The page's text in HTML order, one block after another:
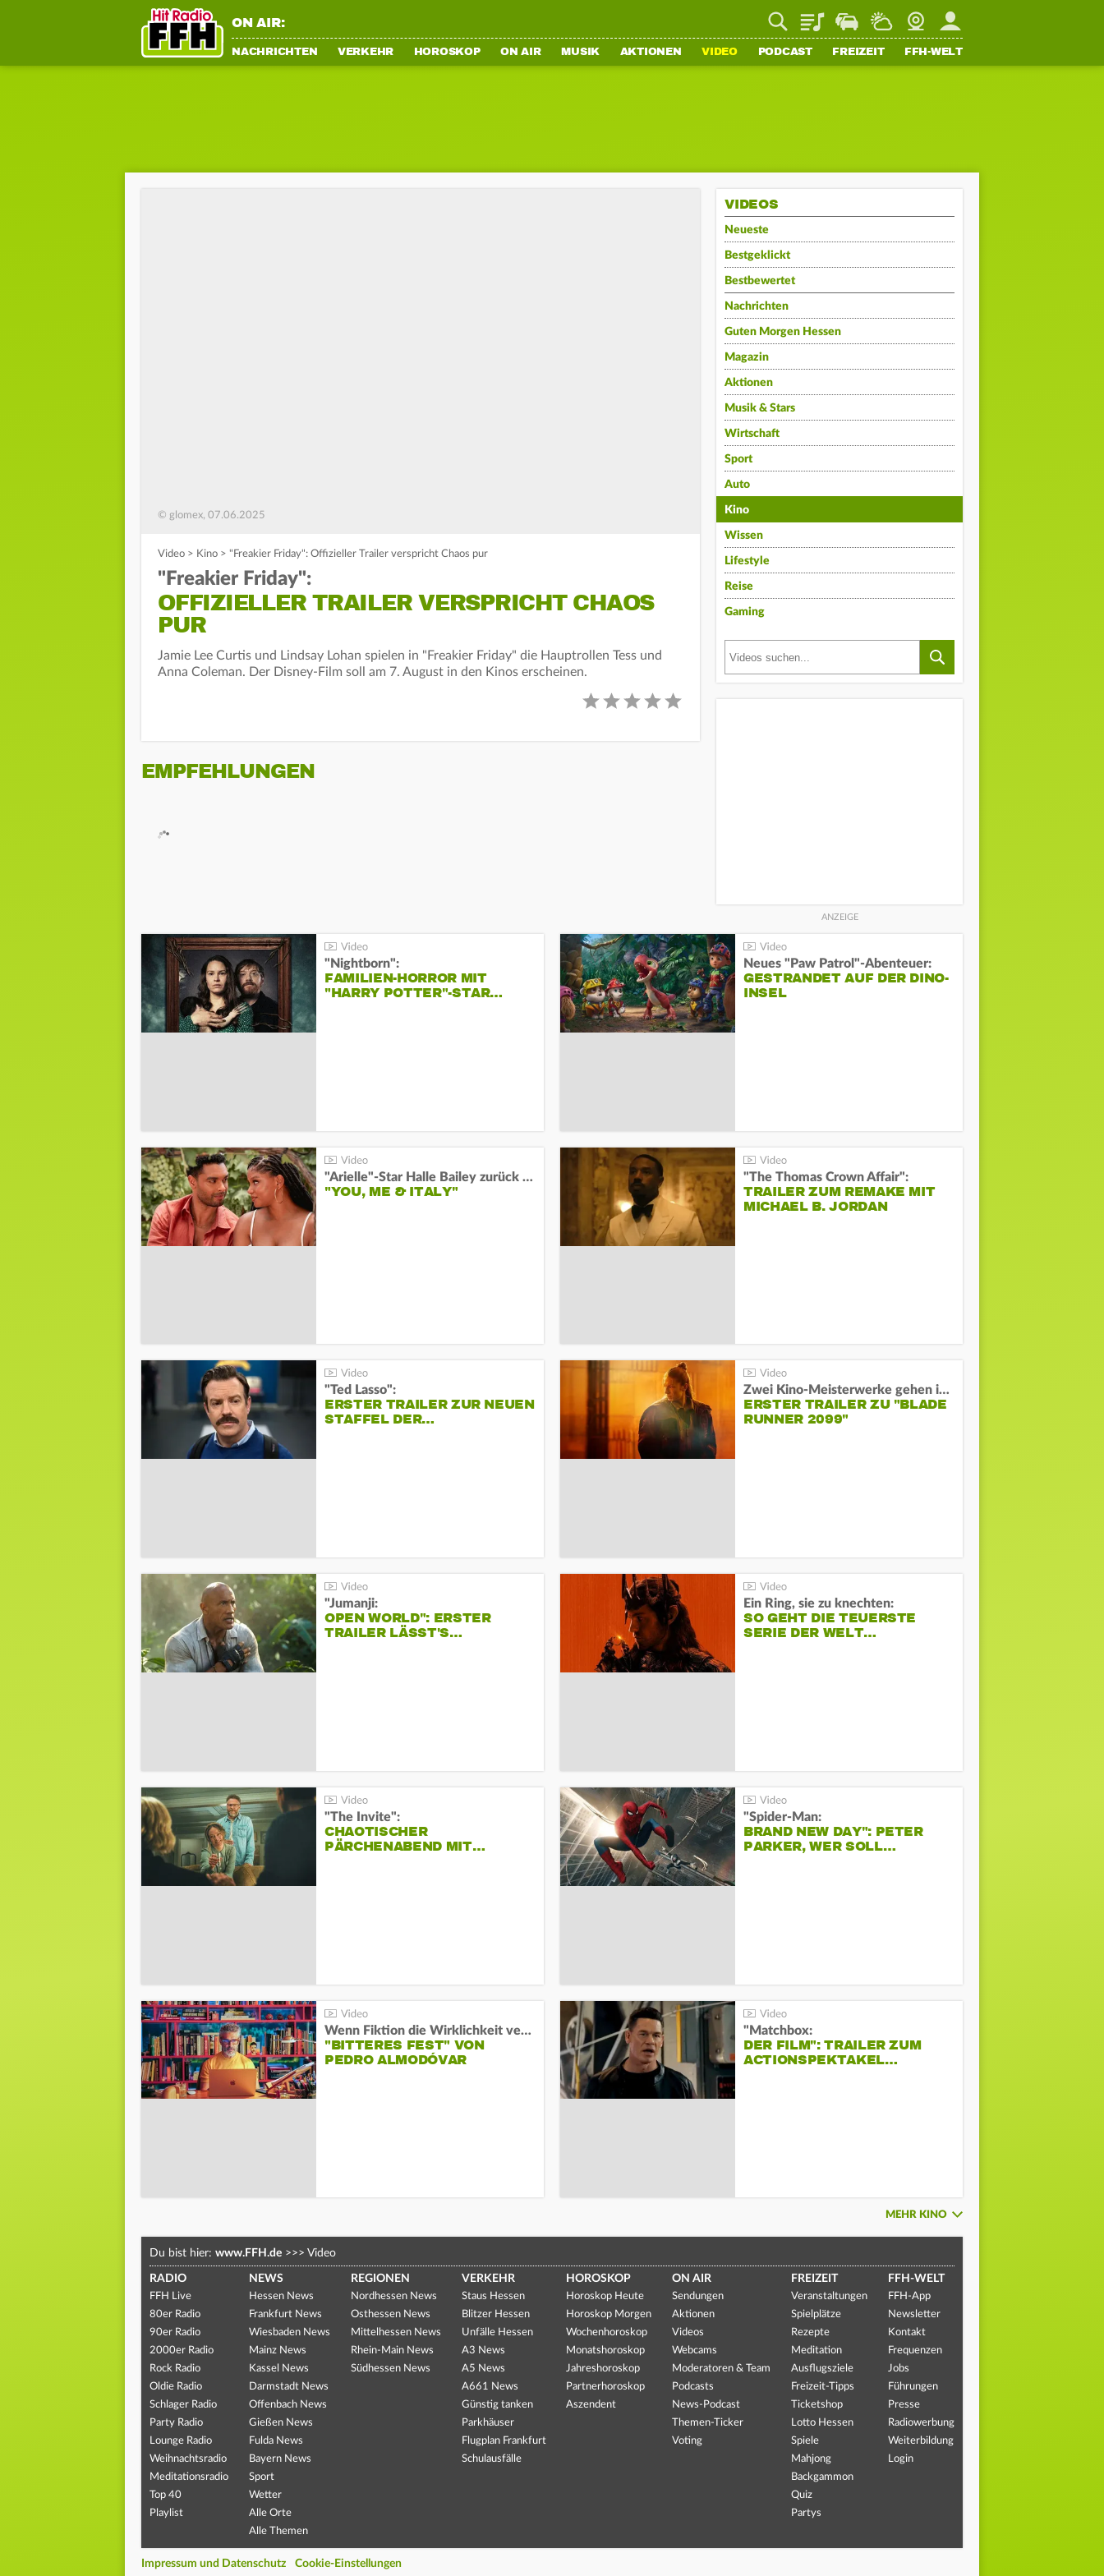
ON AIR: PlaylistStaupilotWetterWebcamMein FFH
NACHRICHTEN VERKEHR HOROSKOP ON AIR MUSIK AKTIONEN VIDEO PODCAST FREIZEIT FFH-WELT
© glomex, 07.06.2025
Video > Kino > "Freakier Friday": Offizieller Trailer verspricht Chaos pur
"Freakier Friday":
OFFIZIELLER TRAILER VERSPRICHT CHAOS
PUR
Jamie Lee Curtis und Lindsay Lohan spielen in "Freakier Friday" die Hauptrollen Tess und
Anna Coleman. Der Disney-Film soll am 7. August in den Kinos erscheinen.
EMPFEHLUNGEN
VIDEOS
Neueste
Bestgeklickt
Bestbewertet
Nachrichten
Guten Morgen Hessen
Magazin
Aktionen
Musik & Stars
Wirtschaft
Sport
Auto
Kino
Wissen
Lifestyle
Reise
Gaming
"Nightborn":
FAMILIEN-HORROR MIT
"HARRY POTTER"-STAR…
Neues "Paw Patrol"-Abenteuer:
GESTRANDET AUF DER DINO-
INSEL
"Arielle"-Star Halle Bailey zurück auf der Leinwand:
"YOU, ME & ITALY"
"The Thomas Crown Affair":
TRAILER ZUM REMAKE MIT
MICHAEL B. JORDAN
"Ted Lasso":
ERSTER TRAILER ZUR NEUEN
STAFFEL DER…
Zwei Kino-Meisterwerke gehen in Serie:
ERSTER TRAILER ZU "BLADE
RUNNER 2099"
"Jumanji:
OPEN WORLD": ERSTER
TRAILER LÄSST'S…
Ein Ring, sie zu knechten:
SO GEHT DIE TEUERSTE
SERIE DER WELT…
"The Invite":
CHAOTISCHER
PÄRCHENABEND MIT…
"Spider-Man:
BRAND NEW DAY": PETER
PARKER, WER SOLL…
Wenn Fiktion die Wirklichkeit verschiebt:
"BITTERES FEST" VON
PEDRO ALMODÓVAR
"Matchbox:
DER FILM": TRAILER ZUM
ACTIONSPEKTAKEL…
MEHR KINO
Du bist hier: www.FFH.de >>> Video
RADIO
FFH Live
80er Radio
90er Radio
2000er Radio
Rock Radio
Oldie Radio
Schlager Radio
Party Radio
Lounge Radio
Weihnachtsradio
Meditationsradio
Top 40
Playlist
NEWS
Hessen News
Frankfurt News
Wiesbaden News
Mainz News
Kassel News
Darmstadt News
Offenbach News
Gießen News
Fulda News
Bayern News
Sport
Wetter
Alle Orte
Alle Themen
REGIONEN
Nordhessen News
Osthessen News
Mittelhessen News
Rhein-Main News
Südhessen News
VERKEHR
Staus Hessen
Blitzer Hessen
Unfälle Hessen
A3 News
A5 News
A661 News
Günstig tanken
Parkhäuser
Flugplan Frankfurt
Schulausfälle
HOROSKOP
Horoskop Heute
Horoskop Morgen
Wochenhoroskop
Monatshoroskop
Jahreshoroskop
Partnerhoroskop
Aszendent
ON AIR
Sendungen
Aktionen
Videos
Webcams
Moderatoren & Team
Podcasts
News-Podcast
Themen-Ticker
Voting
FREIZEIT
Veranstaltungen
Spielplätze
Rezepte
Meditation
Ausflugsziele
Freizeit-Tipps
Ticketshop
Lotto Hessen
Spiele
Mahjong
Backgammon
Quiz
Partys
FFH-WELT
FFH-App
Newsletter
Kontakt
Frequenzen
Jobs
Führungen
Presse
Radiowerbung
Weiterbildung
Login
Impressum und Datenschutz Cookie-Einstellungen